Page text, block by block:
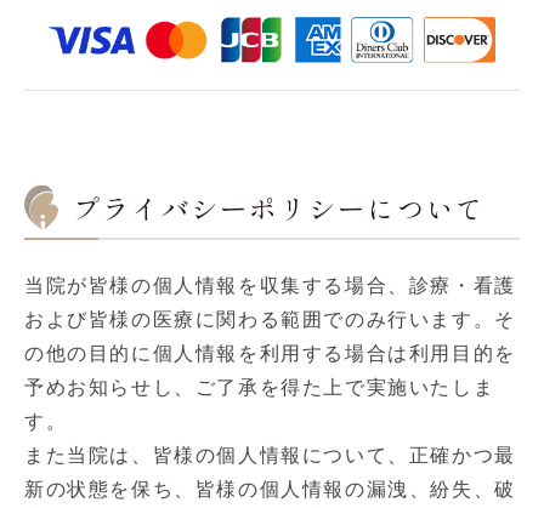
プライバシーポリシーについて
当院が皆様の個人情報を収集する場合、診療・看護
および皆様の医療に関わる範囲でのみ行います。そ
の他の目的に個人情報を利用する場合は利用目的を
予めお知らせし、ご了承を得た上で実施いたしま
す。
また当院は、皆様の個人情報について、正確かつ最
新の状態を保ち、皆様の個人情報の漏洩、紛失、破